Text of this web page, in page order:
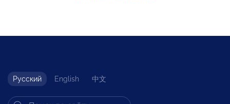
Русский English 中文